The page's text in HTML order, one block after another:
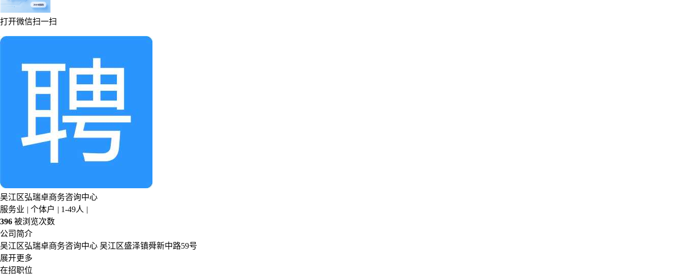
打开微信扫一扫
吴江区弘瑞卓商务咨询中心
服务业 | 个体户 | 1-49人 |
396 被浏览次数
公司简介
吴江区弘瑞卓商务咨询中心 吴江区盛泽镇舜新中路59号
展开更多
在招职位